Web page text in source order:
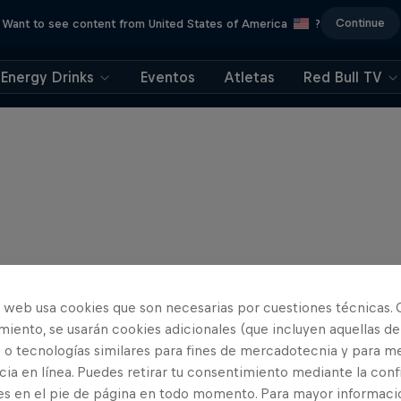
Want to see content from United States of America ? Continue
Energy Drinks Eventos Atletas Red Bull TV
web usa cookies que son necesarias por cuestiones técnicas.
se usarán cookies adicionales (que incluyen aquellas de
tecnologías similares para fines de mercadotecnia y para
en línea. Puedes retirar tu consentimiento mediante la
en el pie de página en todo momento. Para mayor